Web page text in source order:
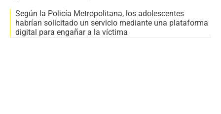
Según la Policía Metropolitana, los adolescentes
habrían solicitado un servicio mediante una plataforma
digital para engañar a la víctima